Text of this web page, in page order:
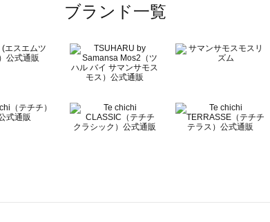
ブランド一覧